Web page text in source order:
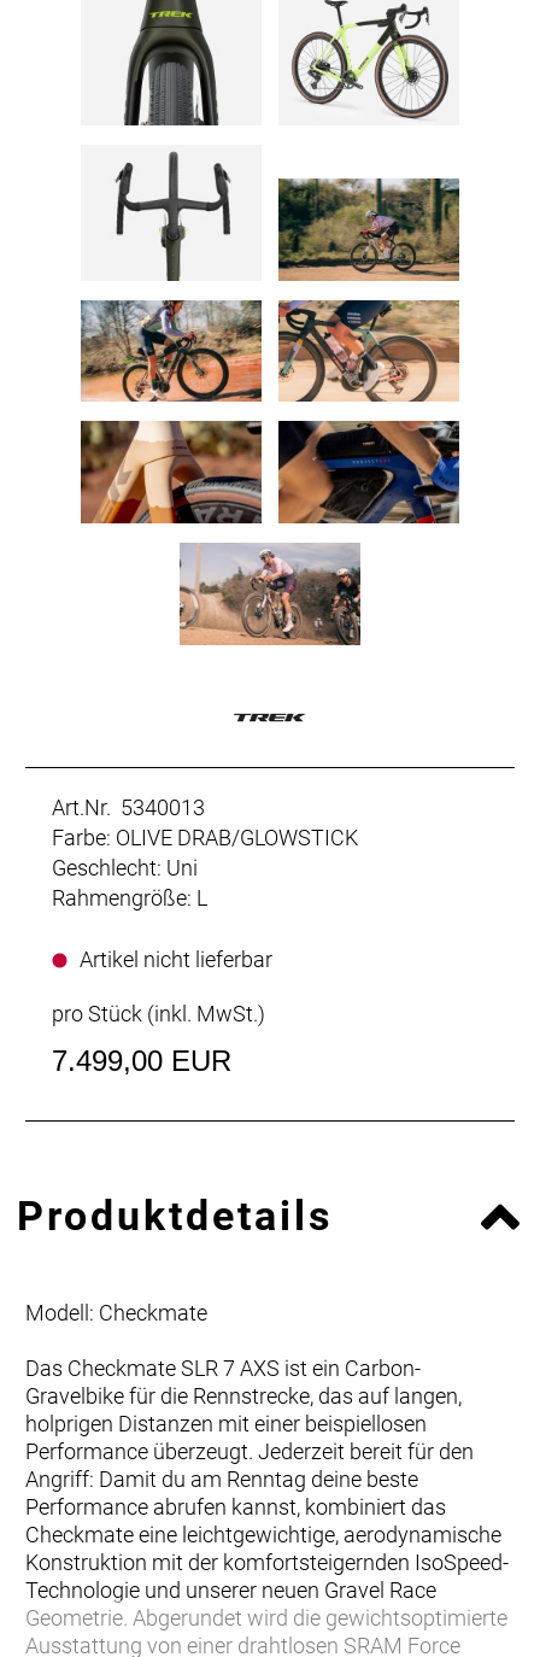
Art.Nr. 5340013
Farbe: OLIVE DRAB/GLOWSTICK
Geschlecht: Uni
Rahmengröße: L
Artikel nicht lieferbar
pro Stück (inkl. MwSt.)
7.499,00 EUR
Produktdetails
Modell: Checkmate
Das Checkmate SLR 7 AXS ist ein Carbon-
Gravelbike für die Rennstrecke, das auf langen,
holprigen Distanzen mit einer beispiellosen
Performance überzeugt. Jederzeit bereit für den
Angriff: Damit du am Renntag deine beste
Performance abrufen kannst, kombiniert das
Checkmate eine leichtgewichtige, aerodynamische
Konstruktion mit der komfortsteigernden IsoSpeed-
Technologie und unserer neuen Gravel Race
Geometrie. Abgerundet wird die gewichtsoptimierte
Ausstattung von einer drahtlosen SRAM Force